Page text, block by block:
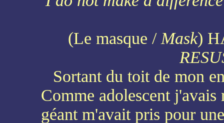
(Le masque / Mask)
Sortant du toit de mon
Comme adolescent
géant m'avait pris pour